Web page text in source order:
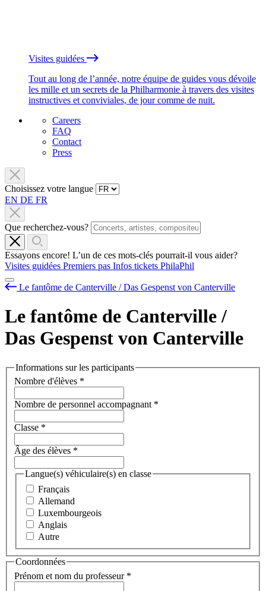
Visites guidées
Tout au long de l’année, notre équipe de guides vous dévoile
les mille et un secrets de la Philharmonie à travers des visites
instructives et conviviales, de jour comme de nuit.
Careers
FAQ
Contact
Press
Choisissez votre langue
EN DE FR
Que recherchez-vous?
Essayons encore! L’un de ces mots-clés pourrait-il vous aider?
Visites guidées Premiers pas Infos tickets PhilaPhil
Le fantôme de Canterville / Das Gespenst von Canterville
Le fantôme de Canterville /
Das Gespenst von Canterville
Informations sur les participants
Nombre d'élèves *
Nombre de personnel accompagnant *
Classe *
Âge des élèves *
Langue(s) véhiculaire(s) en classe
Français
Allemand
Luxembourgeois
Anglais
Autre
Coordonnées
Prénom et nom du professeur *